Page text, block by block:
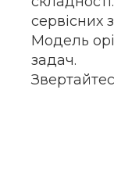
сервісних
Модель
задач.